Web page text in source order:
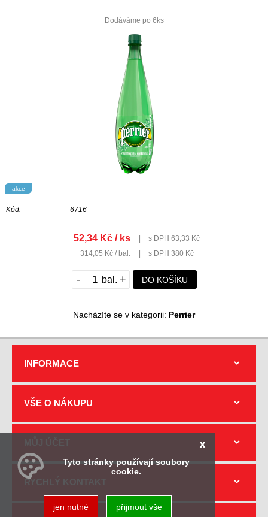
Dodáváme po 6ks
akce
Kód: 6716
52,34 Kč / ks
s DPH 63,33 Kč
314,05 Kč / bal.
s DPH 380 Kč
- + DO KOŠÍKU
Nacházíte se v kategorii: Perrier
INFORMACE
VŠE O NÁKUPU
RYCHLÝ KONTAKT
x
Tyto stránky používají soubory
cookie.
jen nutné přijmout vše